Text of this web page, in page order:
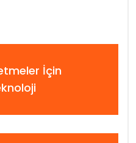
İçin